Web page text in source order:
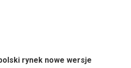
rynek nowe wersje